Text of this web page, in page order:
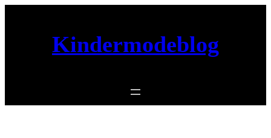
Kindermodeblog